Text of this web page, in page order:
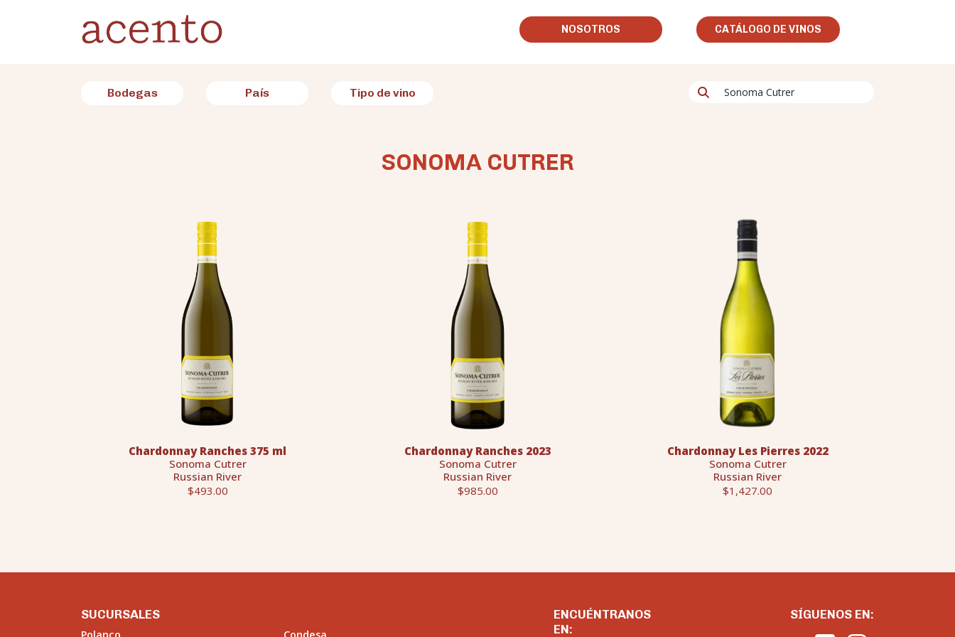
NOSOTROS CATÁLOGO DE VINOS
Bodegas País Tipo de vino
SONOMA CUTRER
Chardonnay Ranches 375 ml
Sonoma Cutrer
Russian River
$493.00
Chardonnay Ranches 2023
Sonoma Cutrer
Russian River
$985.00
Chardonnay Les Pierres 2022
Sonoma Cutrer
Russian River
$1,427.00
SUCURSALES
ENCUÉNTRANOS
EN:
SÍGUENOS EN: